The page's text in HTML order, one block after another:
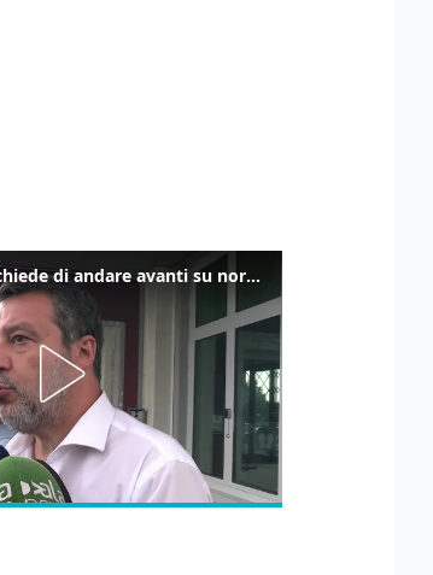
Salvini: "Roggero chiede di andare avanti su norma anti-risarcimenti"